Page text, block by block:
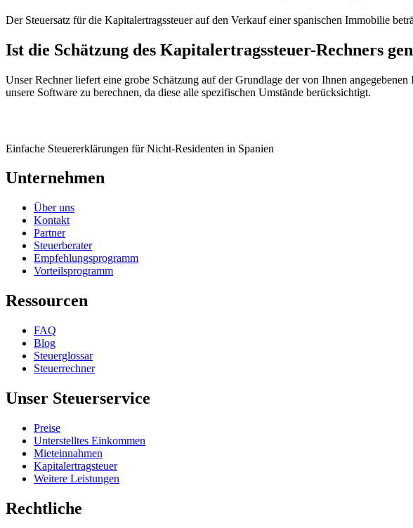
Der Steuersatz für die Kapitalertragssteuer auf den Verkauf einer spanischen Immobilie
Ist die Schätzung des Kapitalertragssteuer-Rechners
Unser Rechner liefert eine grobe Schätzung auf der Grundlage der von Ihnen
unsere Software zu berechnen, da diese alle spezifischen Umstände berücksichtigt.
Einfache Steuererklärungen für Nicht-Residenten in Spanien
Unternehmen
Über uns
Kontakt
Partner
Steuerberater
Empfehlungsprogramm
Vorteilsprogramm
Ressourcen
FAQ
Blog
Steuerglossar
Steuerrechner
Unser Steuerservice
Preise
Unterstelltes Einkommen
Mieteinnahmen
Kapitalertragsteuer
Weitere Leistungen
Rechtliche